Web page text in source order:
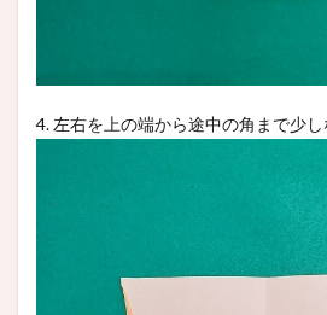
4. 左右を上の端から途中の角まで少し